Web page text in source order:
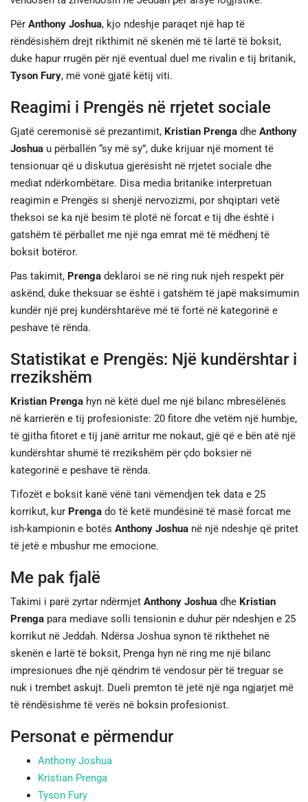
Për Anthony Joshua, kjo ndeshje paraqet një hap të
rëndësishëm drejt rikthimit në skenën më të lartë të boksit,
duke hapur rrugën për një eventual duel me rivalin e tij britanik,
Tyson Fury, më vonë gjatë këtij viti.
Reagimi i Prengës në rrjetet sociale
Gjatë ceremonisë së prezantimit, Kristian Prenga dhe Anthony
Joshua u përballën “sy më sy”, duke krijuar një moment të
tensionuar që u diskutua gjerësisht në rrjetet sociale dhe
mediat ndërkombëtare. Disa media britanike interpretuan
reagimin e Prengës si shenjë nervozizmi, por shqiptari vetë
theksoi se ka një besim të plotë në forcat e tij dhe është i
gatshëm të përballet me një nga emrat më të mëdhenj të
boksit botëror.
Pas takimit, Prenga deklaroi se në ring nuk njeh respekt për
askënd, duke theksuar se është i gatshëm të japë maksimumin
kundër një prej kundërshtarëve më të fortë në kategorinë e
peshave të rënda.
Statistikat e Prengës: Një kundërshtar i
rrezikshëm
Kristian Prenga hyn në këtë duel me një bilanc mbresëlënës
në karrierën e tij profesioniste: 20 fitore dhe vetëm një humbje,
të gjitha fitoret e tij janë arritur me nokaut, gjë që e bën atë një
kundërshtar shumë të rrezikshëm për çdo boksier në
kategorinë e peshave të rënda.
Tifozët e boksit kanë vënë tani vëmendjen tek data e 25
korrikut, kur Prenga do të ketë mundësinë të masë forcat me
ish-kampionin e botës Anthony Joshua në një ndeshje që pritet
të jetë e mbushur me emocione.
Me pak fjalë
Takimi i parë zyrtar ndërmjet Anthony Joshua dhe Kristian
Prenga para mediave solli tensionin e duhur për ndeshjen e 25
korrikut në Jeddah. Ndërsa Joshua synon të rikthehet në
skenën e lartë të boksit, Prenga hyn në ring me një bilanc
impresionues dhe një qëndrim të vendosur për të treguar se
nuk i trembet askujt. Dueli premton të jetë një nga ngjarjet më
të rëndësishme të verës në boksin profesionist.
Personat e përmendur
Anthony Joshua
Kristian Prenga
Tyson Fury